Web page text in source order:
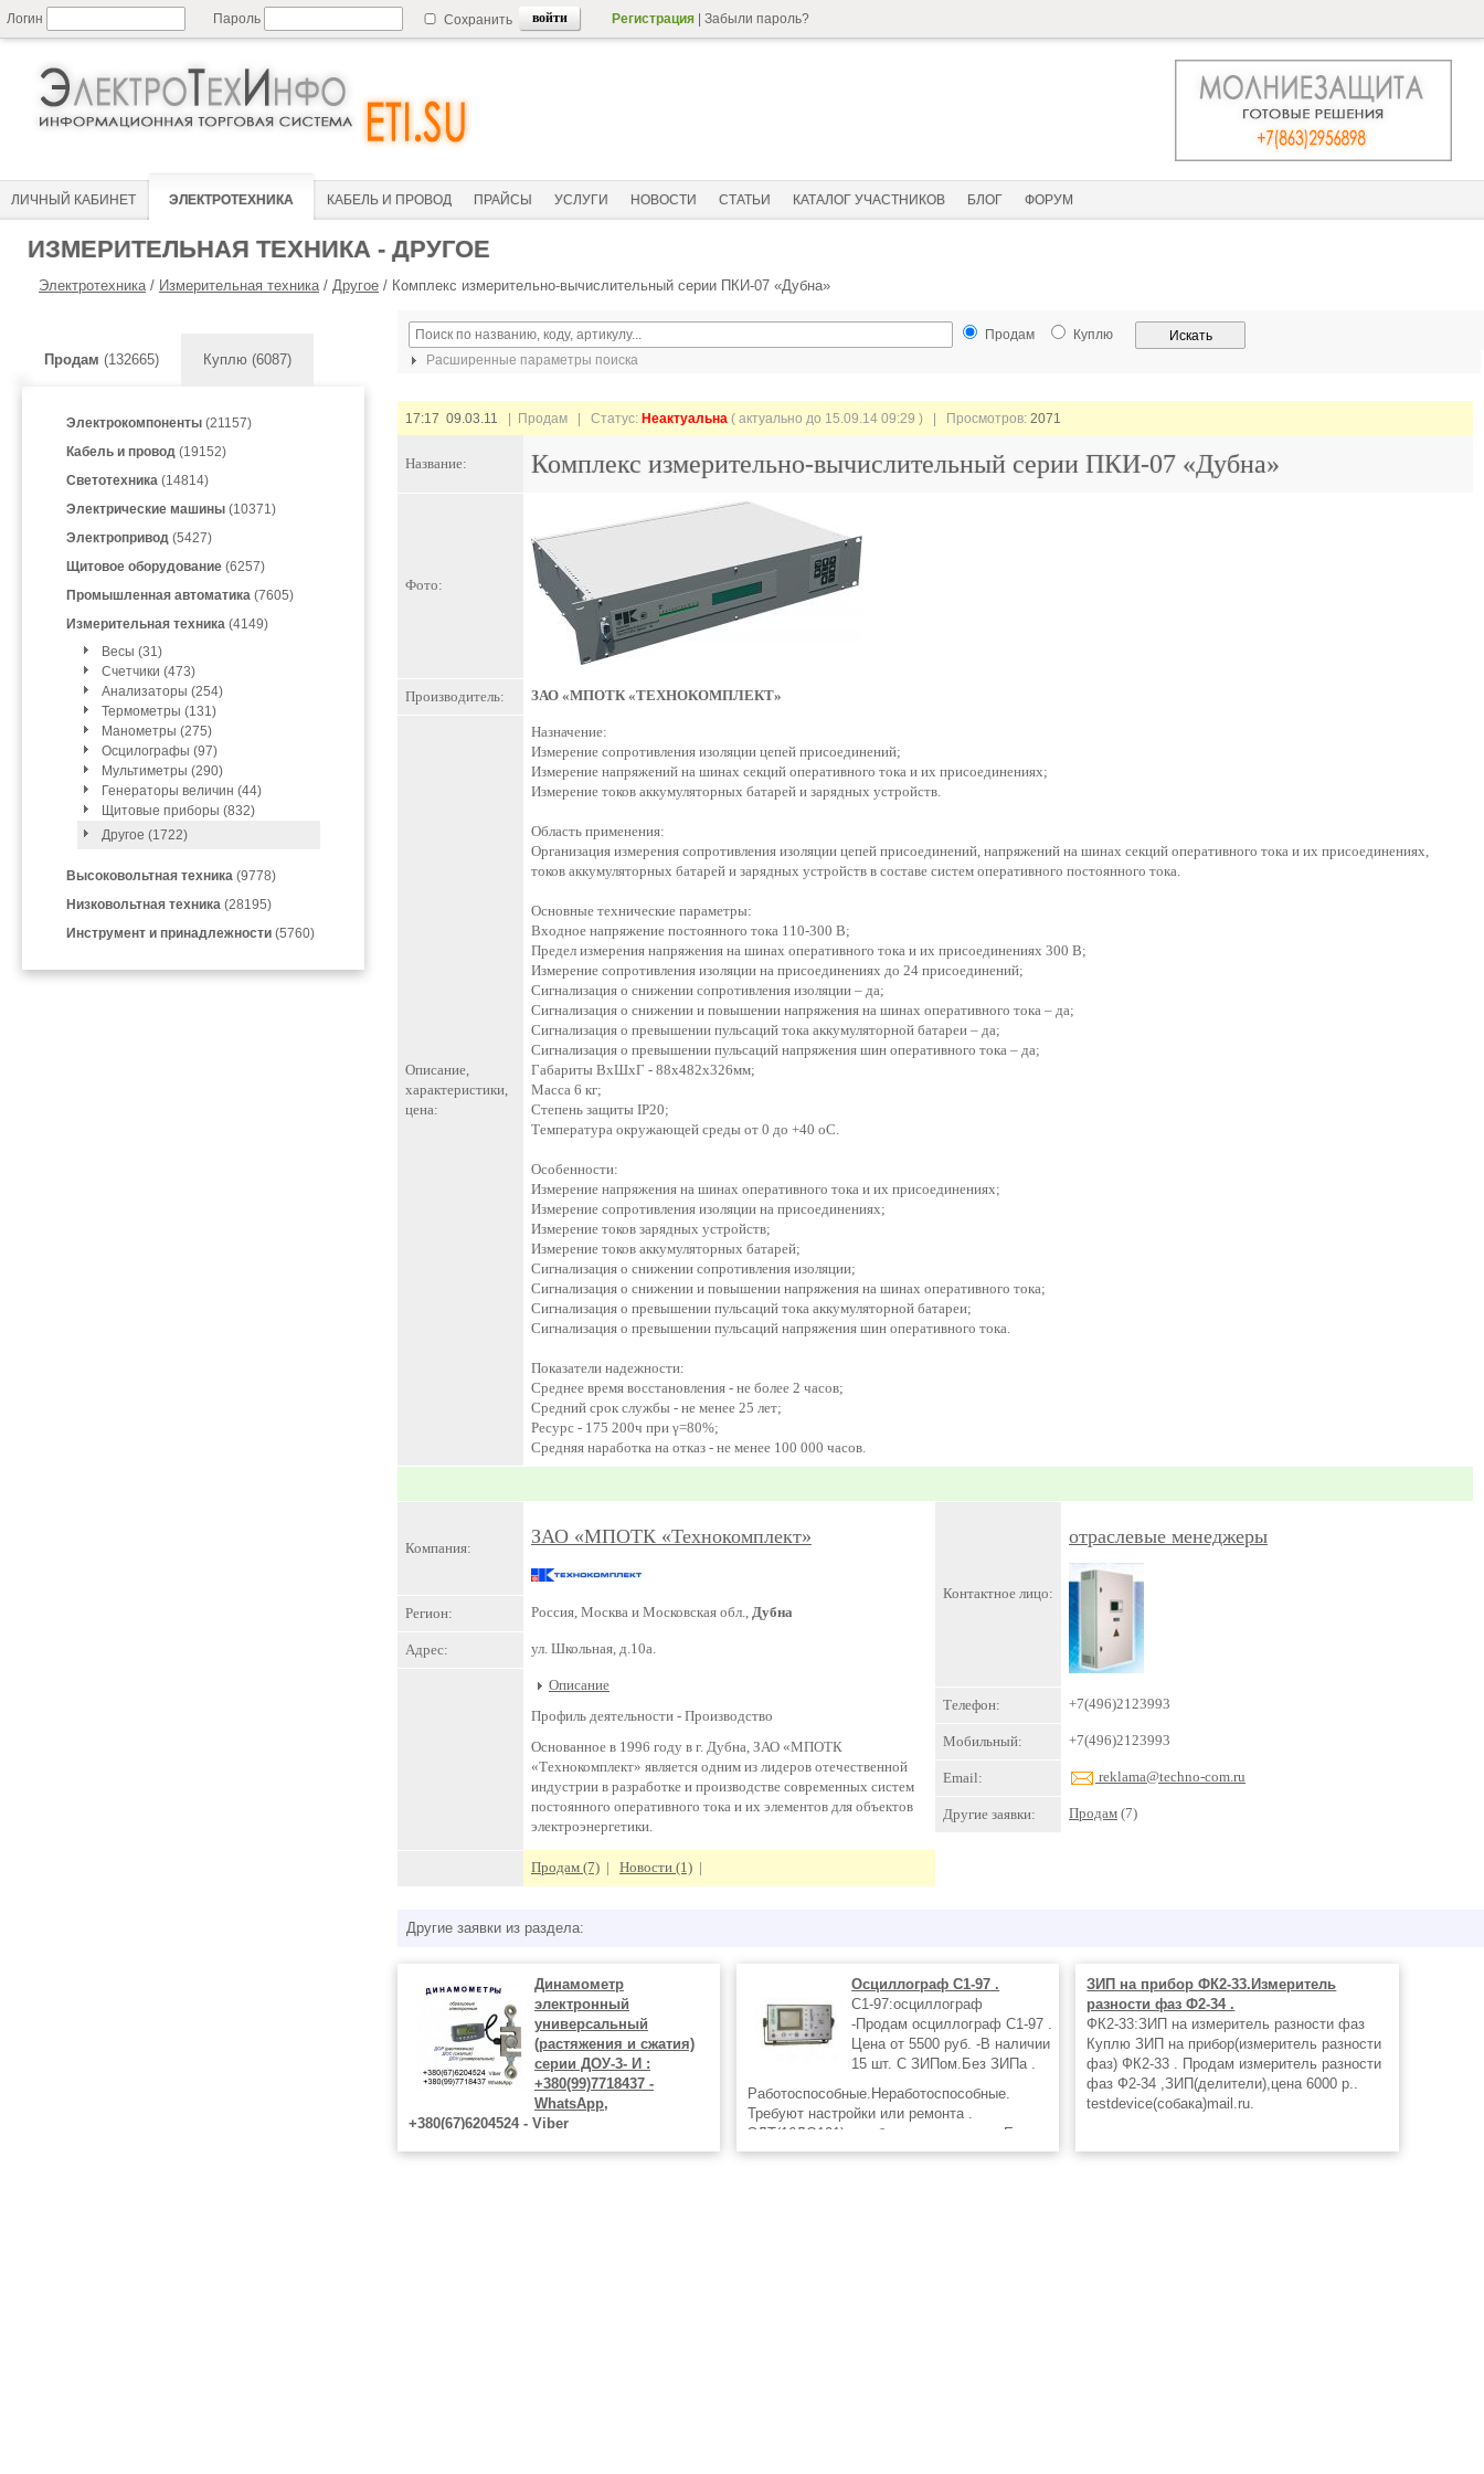
Логин Пароль Сохранить Регистрация Забыли пароль?
ЛИЧНЫЙ КАБИНЕТ ЭЛЕКТРОТЕХНИКА КАБЕЛЬ И ПРОВОД ПРАЙСЫ УСЛУГИ НОВОСТИ СТАТЬИ КАТАЛОГ УЧАСТНИКОВ БЛОГ ФОРУМ
ИЗМЕРИТЕЛЬНАЯ ТЕХНИКА - ДРУГОЕ
Электротехника/ Измерительная техника/ Другое / Комплекс измерительно-вычислительный серии ПКИ-07 «Дубна»
Продам (132665) Куплю (6087)
Электрокомпоненты (21157)
Кабель и провод (19152)
Светотехника (14814)
Электрические машины (10371)
Электропривод (5427)
Щитовое оборудование (6257)
Промышленная автоматика (7605)
Измерительная техника (4149)
Весы (31)
Счетчики (473)
Анализаторы (254)
Термометры (131)
Манометры (275)
Осцилографы (97)
Мультиметры (290)
Генераторы величин (44)
Щитовые приборы (832)
Другое (1722)
Высоковольтная техника (9778)
Низковольтная техника (28195)
Инструмент и принадлежности (5760)
Продам
Куплю
Расширенные параметры поиска
17:17 09.03.11 | Продам | Статус: Неактуальна ( актуально до 15.09.14 09:29 ) | Просмотров: 2071
Название: Комплекс измерительно-вычислительный серии ПКИ-07 «Дубна»
Фото:
Производитель: ЗАО «МПОТК «ТЕХНОКОМПЛЕКТ»
Описание,
характеристики,
цена:
Назначение:
Измерение сопротивления изоляции цепей присоединений;
Измерение напряжений на шинах секций оперативного тока и их присоединениях;
Измерение токов аккумуляторных батарей и зарядных устройств.
Область применения:
Организация измерения сопротивления изоляции цепей присоединений, напряжений на шинах секций оперативного тока и их присоединениях,
токов аккумуляторных батарей и зарядных устройств в составе систем оперативного постоянного тока.
Основные технические параметры:
Входное напряжение постоянного тока 110-300 В;
Предел измерения напряжения на шинах оперативного тока и их присоединениях 300 В;
Измерение сопротивления изоляции на присоединениях до 24 присоединений;
Сигнализация о снижении сопротивления изоляции – да;
Сигнализация о снижении и повышении напряжения на шинах оперативного тока – да;
Сигнализация о превышении пульсаций тока аккумуляторной батареи – да;
Сигнализация о превышении пульсаций напряжения шин оперативного тока – да;
Габариты ВхШхГ - 88х482х326мм;
Масса 6 кг;
Степень защиты IP20;
Температура окружающей среды от 0 до +40 oС.
Особенности:
Измерение напряжения на шинах оперативного тока и их присоединениях;
Измерение сопротивления изоляции на присоединениях;
Измерение токов зарядных устройств;
Измерение токов аккумуляторных батарей;
Сигнализация о снижении сопротивления изоляции;
Сигнализация о снижении и повышении напряжения на шинах оперативного тока;
Сигнализация о превышении пульсаций тока аккумуляторной батареи;
Сигнализация о превышении пульсаций напряжения шин оперативного тока.
Показатели надежности:
Среднее время восстановления - не более 2 часов;
Средний срок службы - не менее 25 лет;
Ресурс - 175 200ч при γ=80%;
Средняя наработка на отказ - не менее 100 000 часов.
Компания:
ЗАО «МПОТК «Технокомплект»
Регион: Россия, Москва и Московская обл., Дубна
Адрес: ул. Школьная, д.10а.
Описание
Профиль деятельности - Производство
Основанное в 1996 году в г. Дубна, ЗАО «МПОТК
«Технокомплект» является одним из лидеров отечественной
индустрии в разработке и производстве современных систем
постоянного оперативного тока и их элементов для объектов
электроэнергетики.
Продам (7) | Новости (1) |
Контактное лицо:
отраслевые менеджеры
Телефон: +7(496)2123993
Мобильный: +7(496)2123993
Email: reklama@techno-com.ru
Другие заявки: Продам (7)
Другие заявки из раздела:
Динамометр
электронный
универсальный
(растяжения и сжатия)
серии ДОУ-3- И :
+380(99)7718437 -
WhatsApp,
+380(67)6204524 - Viber
Осциллограф С1-97 .
С1-97:осциллограф
-Продам осциллограф С1-97 .
Цена от 5500 руб. -В наличии
15 шт. С ЗИПом.Без ЗИПа .
Работоспособные.Неработоспособные.
Требуют настройки или ремонта .
ЭЛТ(16ЛО101) в рабочем состоянии. -Есть
отдельно ЗИПы и новые ЭЛТ 16ЛО101 .
ЗИП на прибор ФК2-33.Измеритель
разности фаз Ф2-34 .
ФК2-33:ЗИП на измеритель разности фаз
Куплю ЗИП на прибор(измеритель разности
фаз) ФК2-33 . Продам измеритель разности
фаз Ф2-34 ,ЗИП(делители),цена 6000 р..
testdevice(собака)mail.ru.